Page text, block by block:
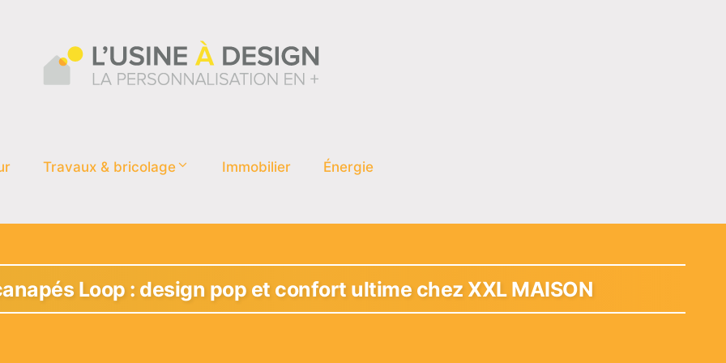
Travaux & bricolage Immobilier Énergie
Loop : design pop et confort ultime chez XXL MAISON